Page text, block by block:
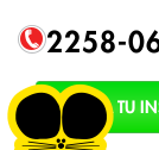
2258-
SOLICITA TU